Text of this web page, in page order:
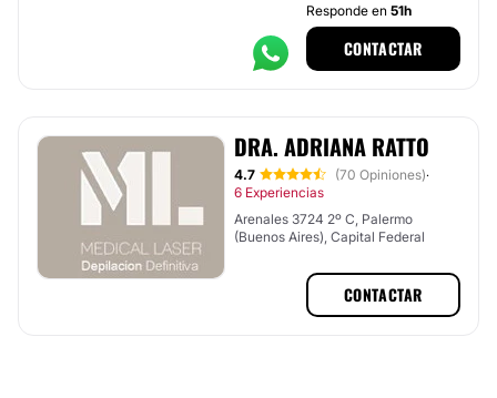
Responde en 51h
CONTACTAR
DRA. ADRIANA RATTO
4.7 (70 Opiniones)·
6 Experiencias
Arenales 3724 2º C, Palermo
(Buenos Aires), Capital Federal
CONTACTAR